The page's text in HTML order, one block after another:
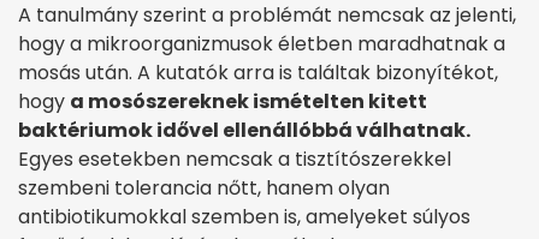
A tanulmány szerint a problémát nemcsak az jelenti,
hogy a mikroorganizmusok életben maradhatnak a
mosás után. A kutatók arra is találtak bizonyítékot,
hogy a mosószereknek ismételten kitett
baktériumok idővel ellenállóbbá válhatnak.
Egyes esetekben nemcsak a tisztítószerekkel
szembeni tolerancia nőtt, hanem olyan
antibiotikumokkal szemben is, amelyeket súlyos